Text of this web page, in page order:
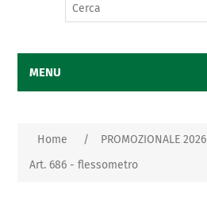
MENU
Home / PROMOZIONALE 2026
Art. 686 - flessometro